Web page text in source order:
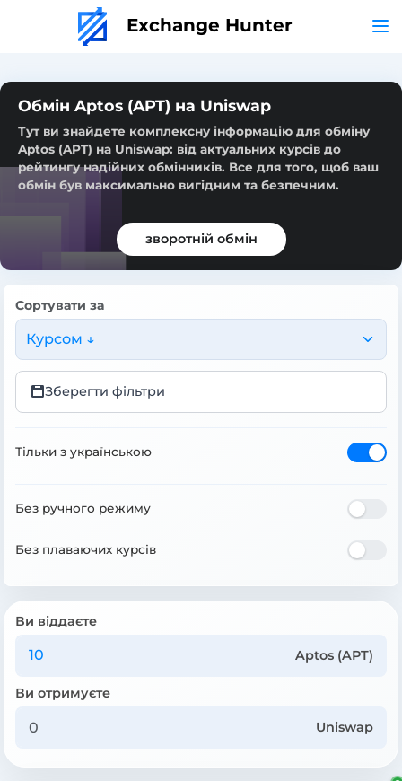
Exchange Hunter
Обмін Aptos (APT) на Uniswap
Тут ви знайдете комплексну інформацію для обміну
Aptos (APT) на Uniswap: від актуальних курсів до
рейтингу надійних обмінників. Все для того, щоб ваш
обмін був максимально вигідним та безпечним.
зворотній обмін
Сортувати за
Курсом ↓
Зберегти фільтри
Тільки з українською
Без ручного режиму
Без плаваючих курсів
Ви віддаєте
Aptos (APT)
Ви отримуєте
Uniswap